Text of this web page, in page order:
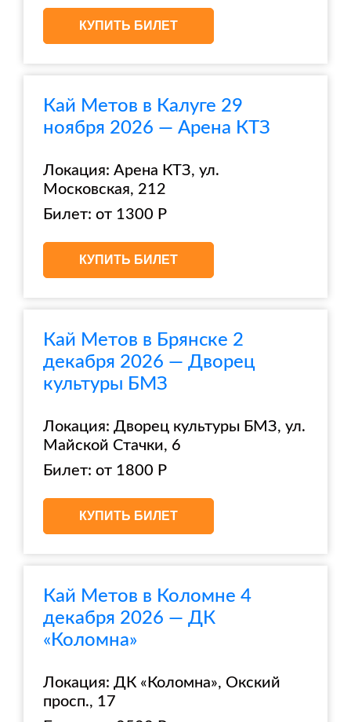
КУПИТЬ БИЛЕТ
Кай Метов в Калуге 29
ноября 2026 — Арена КТЗ
Локация: Арена КТЗ, ул.
Московская, 212
Билет: от 1300 Р
КУПИТЬ БИЛЕТ
Кай Метов в Брянске 2
декабря 2026 — Дворец
культуры БМЗ
Локация: Дворец культуры БМЗ, ул.
Майской Стачки, 6
Билет: от 1800 Р
КУПИТЬ БИЛЕТ
Кай Метов в Коломне 4
декабря 2026 — ДК
«Коломна»
Локация: ДК «Коломна», Окский
просп., 17